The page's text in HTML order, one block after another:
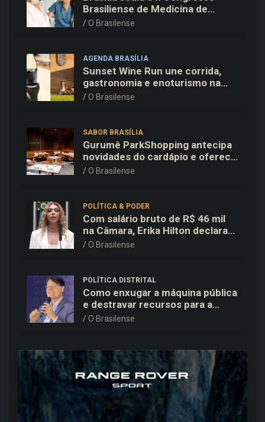
Brasiliense de Medicina de
Família e Comunidade na Fiocruz
O Brasilense
AGENDA BRASÍLIA
Sunset Wine Run une corrida,
gastronomia e enoturismo na
Vinícola Brasília
O Brasilense
SABOR BRASÍLIA
Gurumê ParkShopping antecipa
novidades do cardápio e oferece
25% de desconto no delivery
O Brasilense
POLÍTICA & PODER
Com salário bruto de R$ 46 mil
na Câmara, Erika Hilton declara
patrimônio de R$ 15,9 mil ao TSE
O Brasilense
POLÍTICA DISTRITAL
Como enxugar a máquina pública
e destravar recursos para a
saúde e educação no DF
O Brasilense